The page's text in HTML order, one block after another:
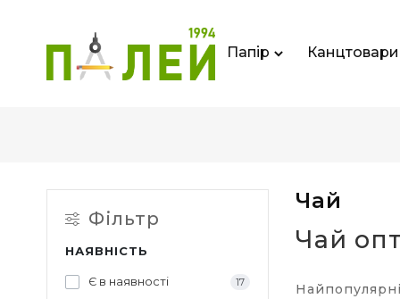
Папір Канцтовари
Фільтр
НАЯВНІСТЬ
Є в наявності 17
Чай
Чай